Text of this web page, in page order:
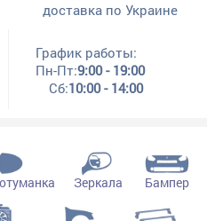
доставка по Украине
График работы:
Пн-Пт:9:00 - 19:00
Сб:10:00 - 14:00
Зеркала Бампер